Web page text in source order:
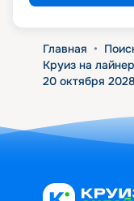
Главная •
Круиз на
20 октября